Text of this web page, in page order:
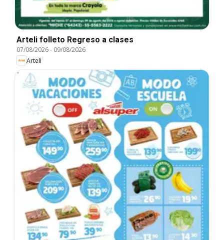
Arteli folleto Regreso a clases
07/08/2026- 09/08/2026
Arteli